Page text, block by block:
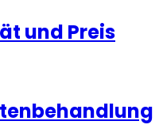
und Preis